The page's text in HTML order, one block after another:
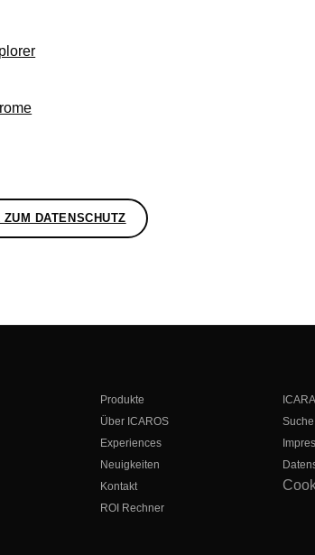
DATENSCHUTZ
Produkte
Über ICAROS
Experiences
Neuigkeiten
Kontakt
ROI Rechner
Suche